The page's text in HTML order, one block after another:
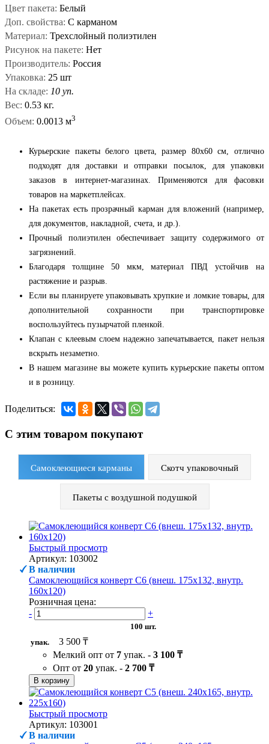
Цвет пакета: Белый
Доп. свойства: С карманом
Материал: Трехслойный полиэтилен
Рисунок на пакете: Нет
Производитель: Россия
Упаковка: 25 шт
На складе: 10 уп.
Вес: 0.53 кг.
Объем: 0.0013 м3
Курьерские пакеты белого цвета, размер 80x60 см, отлично
подходят для доставки и отправки посылок, для упаковки
заказов в интернет-магазинах. Применяются для фасовки
товаров на маркетплейсах.
На пакетах есть прозрачный карман для вложений (например,
для документов, накладной, счета, и др.).
Прочный полиэтилен обеспечивает защиту содержимого от
загрязнений.
Благодаря толщине 50 мкм, материал ПВД устойчив на
растяжение и разрыв.
Если вы планируете упаковывать хрупкие и ломкие товары, для
дополнительной сохранности при транспортировке
воспользуйтесь пузырчатой пленкой.
Клапан с клеевым слоем надежно запечатывается, пакет нельзя
вскрыть незаметно.
В нашем магазине вы можете купить курьерские пакеты оптом
и в розницу.
Поделиться:
С этим товаром покупают
Самоклеющиеся карманы Скотч упаковочный
Пакеты с воздушной подушкой
Быстрый просмотр
Артикул: 103002
В наличии
Самоклеющийся конверт С6 (внеш. 175х132, внутр.
160х120)
Розничная цена:
-
+
100 шт.
упак.
3 500 ₸
Мелкий опт от 7 упак. - 3 100 ₸
Опт от 20 упак. - 2 700 ₸
В корзину
Быстрый просмотр
Артикул: 103001
В наличии